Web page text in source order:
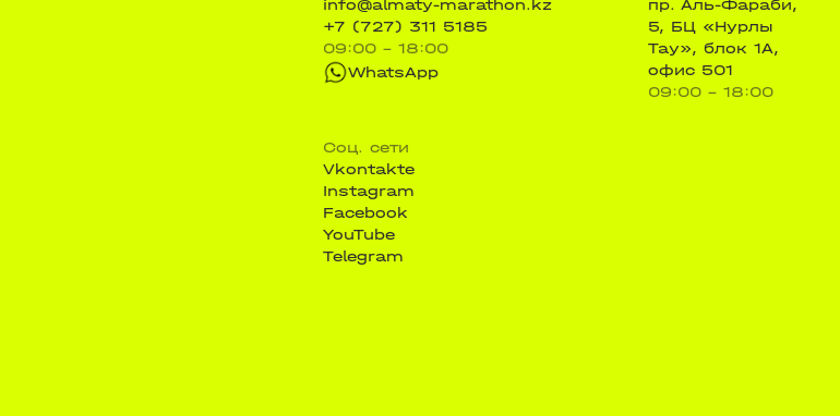
info@almaty-marathon.kz
+7 (727) 311 5185
09:00 - 18:00
WhatsApp
пр. Аль-Фараби,
5, БЦ «Нурлы
Тау», блок 1А,
офис 501
09:00 - 18:00
Соц. сети
Vkontakte
Instagram
Facebook
YouTube
Telegram